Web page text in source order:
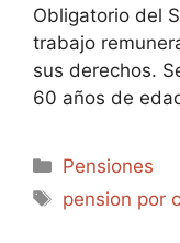
Obligatorio del
trabajo
sus derechos.
60 años de
Categorías
Pensiones
Etiquetas
pension por